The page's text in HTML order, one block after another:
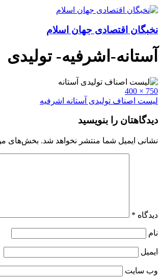
نخبگان اقتصادی جهان اسلام
آستانه-اشرفیه- تولیدی
Full
size
750 × 400
راهبری
نوشته
لیست اصناف تولیدی آستانه اشرفیه
دیدگاهتان را بنویسید
نشانی ایمیل شما منتشر نخواهد شد. بخش‌های
دیدگاه *
نام
ایمیل
وب‌ سایت